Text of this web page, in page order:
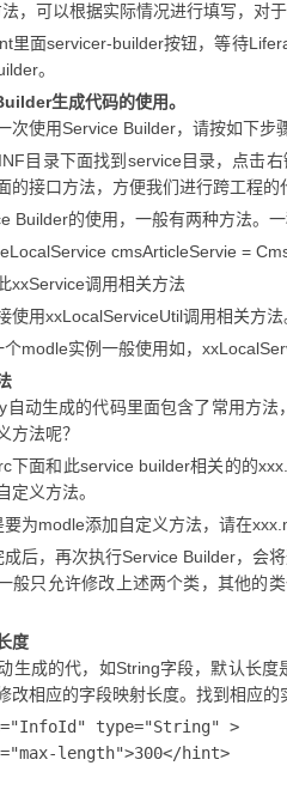
，可以根据实际情况进行填写，对
里面servicer-builder按钮，等待
。
生成代码的使用。
次使用Service Builder，请按如下步
目录下面找到service目录，点击
的接口方法，方便我们进行跨工程的
Builder的使用，一般有两种方法。一
cmsArticleServie =
xxService调用相关方法
使用xxLocalServiceUtil调用相关方
modle实例一般使用如，
自动生成的代码里面包含了常用方
方法呢？
下面和此service builder相关的的
定义方法。
要为modle添加自定义方法，请在
成后，再次执行Service Builder，会
般只允许修改上述两个类，其他的
度
生成的代，如String字段，默认长
改相应的字段映射长度。找到相应的
type="String" >
length">300</hint>